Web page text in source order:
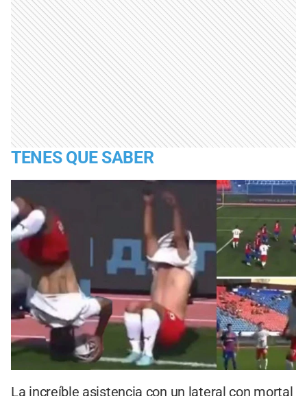
TENES QUE SABER
La increíble asistencia con un lateral con mortal